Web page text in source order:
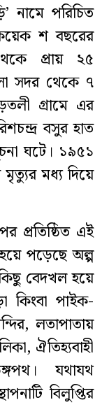
নামে পরিচিত
শ বছরের
প্রায় ২৫
সদর থেকে ৭
গ্রামে এর
বসুর হাত
ঘটে। ১৯৫১
মধ্য দিয়ে
এই
হয়ে পড়েছে অল্প
বেদখল হয়ে
কিংবা পাইক-
লতাপাতায়
ঐতিহ্যবাহী
যথাযথ
বিলুপ্তির